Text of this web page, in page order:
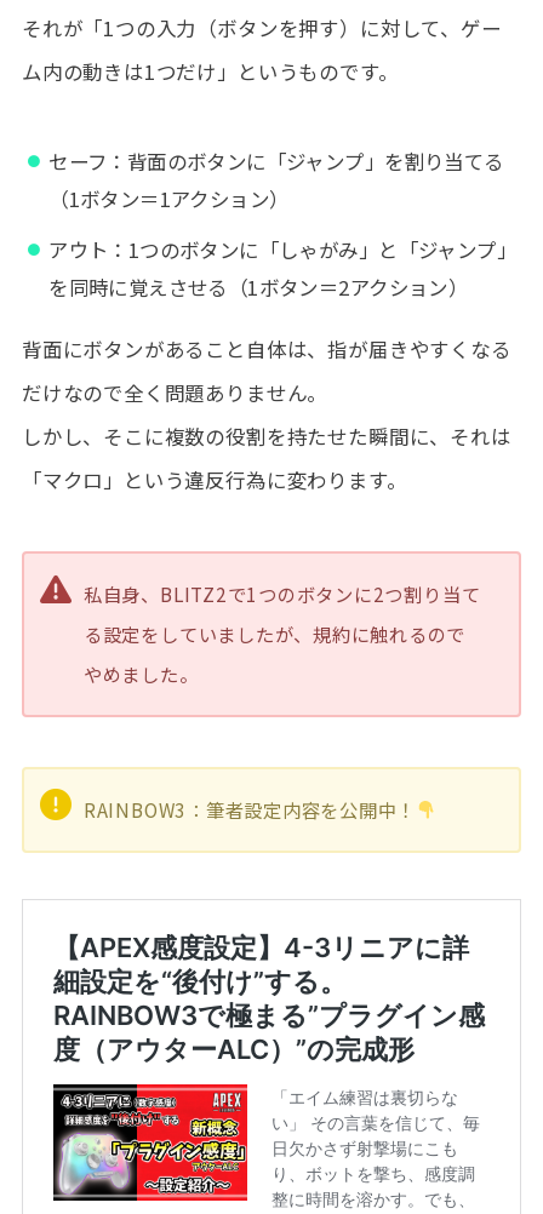
それが「1つの入力（ボタンを押す）に対して、ゲー
ム内の動きは1つだけ」というものです。
セーフ：背面のボタンに「ジャンプ」を割り当てる
（1ボタン＝1アクション）
アウト：1つのボタンに「しゃがみ」と「ジャンプ」
を同時に覚えさせる（1ボタン＝2アクション）
背面にボタンがあること自体は、指が届きやすくなる
だけなので全く問題ありません。
しかし、そこに複数の役割を持たせた瞬間に、それは
「マクロ」という違反行為に変わります。
私自身、BLITZ2で1つのボタンに2つ割り当て
る設定をしていましたが、規約に触れるので
やめました。
RAINBOW3：筆者設定内容を公開中！